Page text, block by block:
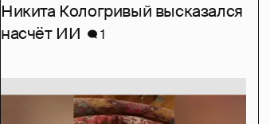
Никита Кологривый высказался
насчёт ИИ
1